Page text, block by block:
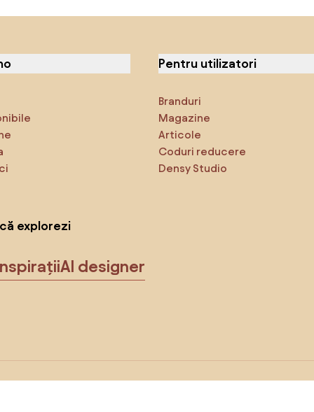
Pentru utilizatori
Branduri
Magazine
Articole
Coduri reducere
Densy Studio
explorezi
AI designer